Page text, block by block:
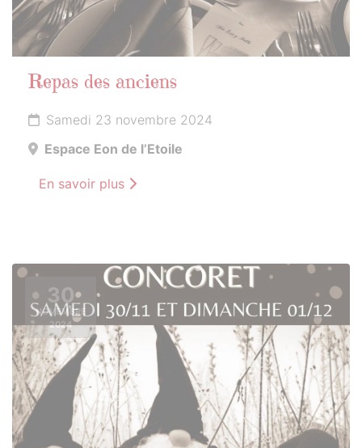
Repas des anciens
Samedi 23 novembre 2024
Espace Eon de l’Etoile
En savoir plus
30
NOVEMBRE
2024